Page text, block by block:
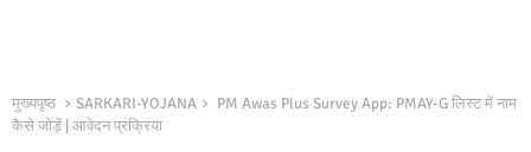
मुख्यपृष्ठ SARKARI-YOJANA
PM Awas Plus Survey App: PMAY-G लिस्ट में नाम
कैसे जोड़ें | आवेदन प्रक्रिया